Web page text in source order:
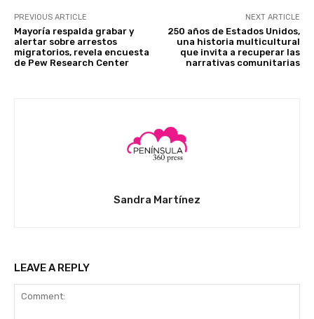
PREVIOUS ARTICLE
Mayoría respalda grabar y
alertar sobre arrestos
migratorios, revela encuesta
de Pew Research Center
NEXT ARTICLE
250 años de Estados Unidos,
una historia multicultural
que invita a recuperar las
narrativas comunitarias
Sandra Martínez
LEAVE A REPLY